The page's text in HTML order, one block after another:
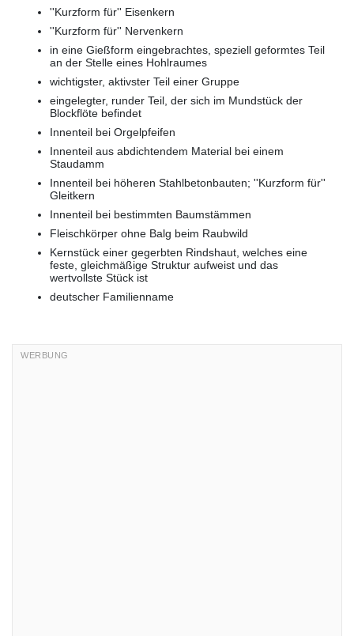
''Kurzform für'' Eisenkern
''Kurzform für'' Nervenkern
in eine Gießform eingebrachtes, speziell geformtes Teil
an der Stelle eines Hohlraumes
wichtigster, aktivster Teil einer Gruppe
eingelegter, runder Teil, der sich im Mundstück der
Blockflöte befindet
Innenteil bei Orgelpfeifen
Innenteil aus abdichtendem Material bei einem
Staudamm
Innenteil bei höheren Stahlbetonbauten; ''Kurzform für''
Gleitkern
Innenteil bei bestimmten Baumstämmen
Fleischkörper ohne Balg beim Raubwild
Kernstück einer gegerbten Rindshaut, welches eine
feste, gleichmäßige Struktur aufweist und das
wertvollste Stück ist
deutscher Familienname